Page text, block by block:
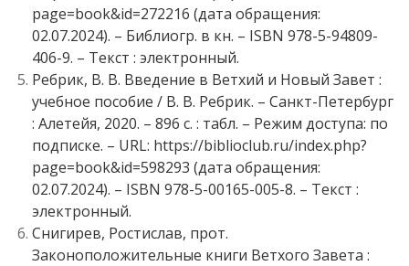
page=book&id=272216 (дата обращения:
02.07.2024). – Библиогр. в кн. – ISBN 978-5-94809-
406-9. – Текст : электронный.
Ребрик, В. В. Введение в Ветхий и Новый Завет :
учебное пособие / В. В. Ребрик. – Санкт-Петербург
: Алетейя, 2020. – 896 с. : табл. – Режим доступа: по
подписке. – URL: https://biblioclub.ru/index.php?
page=book&id=598293 (дата обращения:
02.07.2024). – ISBN 978-5-00165-005-8. – Текст :
электронный.
Снигирев, Ростислав, прот.
Законоположительные книги Ветхого Завета :